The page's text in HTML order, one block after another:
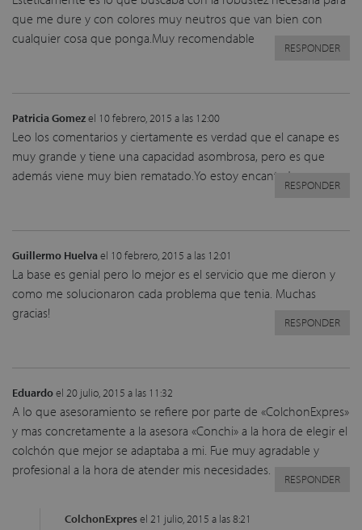
que me dure y con colores muy neutros que van bien con
cualquier cosa que ponga.Muy recomendable
RESPONDER
Patricia Gomezel 10 febrero, 2015 a las 12:00
Leo los comentarios y ciertamente es verdad que el canape es
muy grande y tiene una capacidad asombrosa, pero es que
además viene muy bien rematado.Yo estoy encantada
RESPONDER
Guillermo Huelvael 10 febrero, 2015 a las 12:01
La base es genial pero lo mejor es el servicio que me dieron y
como me solucionaron cada problema que tenia. Muchas
gracias!
RESPONDER
Eduardoel 20 julio, 2015 a las 11:32
A lo que asesoramiento se refiere por parte de «ColchonExpres»
y mas concretamente a la asesora «Conchi» a la hora de elegir el
colchón que mejor se adaptaba a mi. Fue muy agradable y
profesional a la hora de atender mis necesidades.
RESPONDER
ColchonExpresel 21 julio, 2015 a las 8:21